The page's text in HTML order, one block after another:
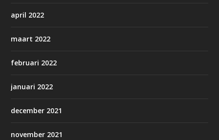
april 2022
maart 2022
februari 2022
januari 2022
december 2021
november 2021